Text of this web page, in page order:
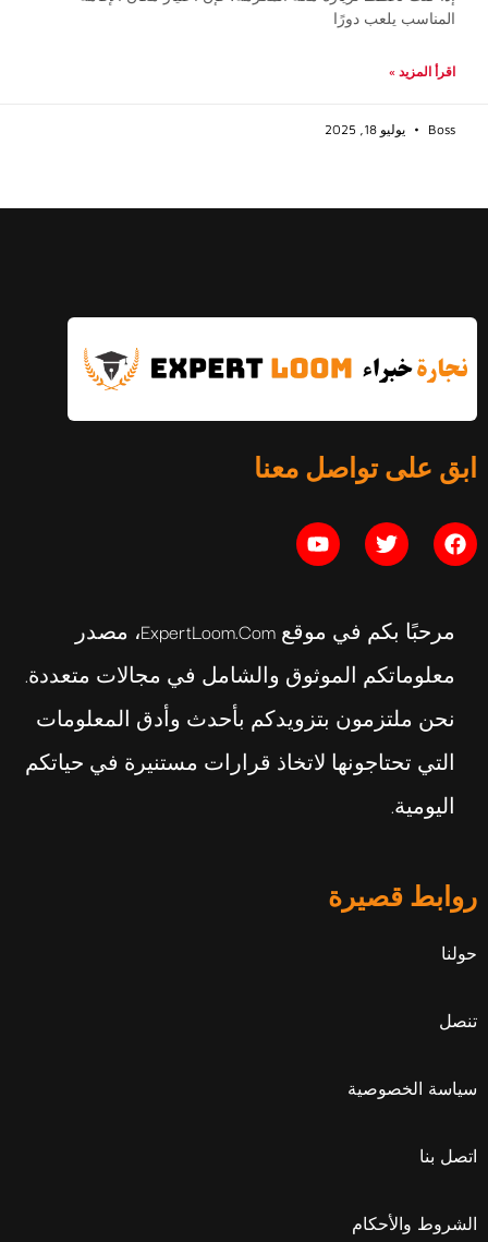
المناسب يلعب دورًا
اقرأ المزيد »
Boss يوليو 18, 2025
ابق على تواصل معنا
مرحبًا بكم في موقع ExpertLoom.com، مصدر
معلوماتكم الموثوق والشامل في مجالات متعددة.
نحن ملتزمون بتزويدكم بأحدث وأدق المعلومات
التي تحتاجونها لاتخاذ قرارات مستنيرة في حياتكم
اليومية.
روابط قصيرة
حولنا
تنصل
سياسة الخصوصية
اتصل بنا
الشروط والأحكام